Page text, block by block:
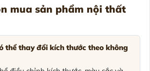
mua sản phẩm nội thất
thể thay đổi kích thước theo không